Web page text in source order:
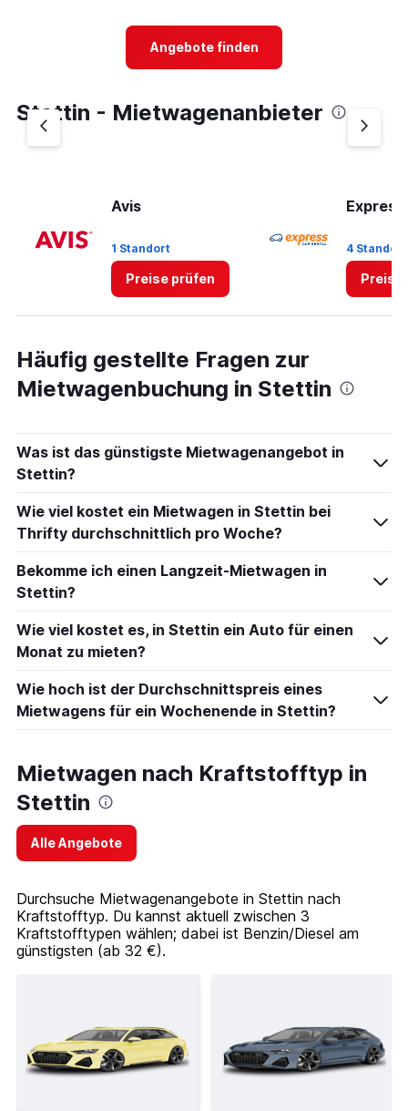
has
Y
to
Angebote finden
Stettin - Mietwagenanbieter
Avis
1 Standort
Preise prüfen
4
Preise
Häufig gestellte Fragen zur
Mietwagenbuchung in Stettin
Was ist das günstigste Mietwagenangebot in
Stettin?
Wie viel kostet ein Mietwagen in Stettin bei
Thrifty durchschnittlich pro Woche?
Bekomme ich einen Langzeit-Mietwagen in
Stettin?
Wie viel kostet es, in Stettin ein Auto für einen
Monat zu mieten?
Wie hoch ist der Durchschnittspreis eines
Mietwagens für ein Wochenende in Stettin?
Mietwagen nach Kraftstofftyp in
Stettin
Alle Angebote
Durchsuche Mietwagenangebote in Stettin nach
Kraftstofftyp. Du kannst aktuell zwischen 3
Kraftstofftypen wählen; dabei ist Benzin/Diesel am
günstigsten (ab 32 €).